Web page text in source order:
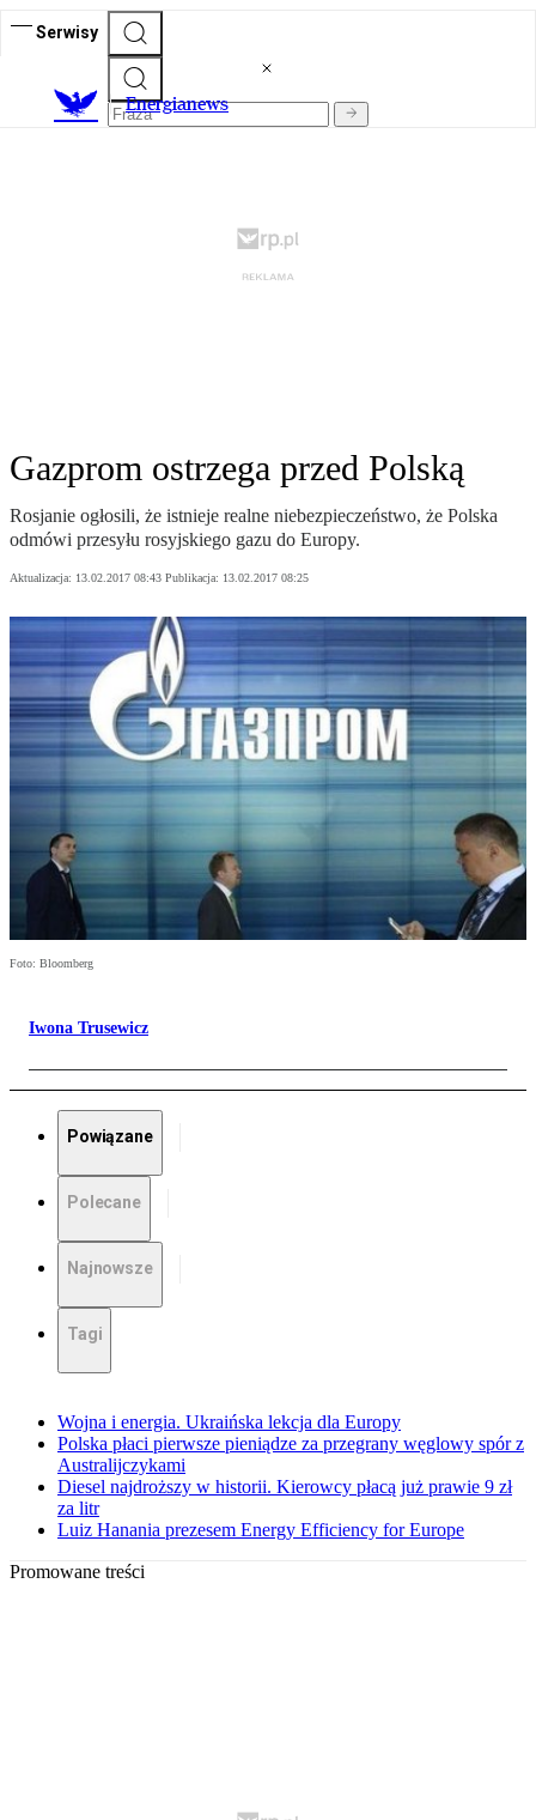
Serwisy
Energianews
Gazprom ostrzega przed Polską
Rosjanie ogłosili, że istnieje realne niebezpieczeństwo, że Polska
odmówi przesyłu rosyjskiego gazu do Europy.
Aktualizacja: 13.02.2017 08:43 Publikacja: 13.02.2017 08:25
Foto: Bloomberg
Iwona Trusewicz
Powiązane
Polecane
Najnowsze
Tagi
Wojna i energia. Ukraińska lekcja dla Europy
Polska płaci pierwsze pieniądze za przegrany węglowy spór z
Australijczykami
Diesel najdroższy w historii. Kierowcy płacą już prawie 9 zł
za litr
Luiz Hanania prezesem Energy Efficiency for Europe
Promowane treści